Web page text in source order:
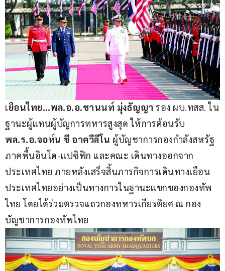
เยือนไทย…พล.อ.อ.ชานนท์ มุ่งธัญญา รอง ผบ.ทสส. ใน
ฐานะผู้แทนผู้บัญการทหารสูงสุด ให้การต้อนรับ
พล.ร.อ.จอห์น ซี อาควีลีโน ผู้บัญชาการกองกำลังสหรัฐ
ภาคพื้นอินโด-แปซิฟิก และคณะ เดินทางออกจาก
ประเทศไทย ภายหลังเสร็จสิ้นภารกิจการเดินทางเยือน
ประเทศไทยอย่างเป็นทางการในฐานะแขกของกองทัพ
ไทย โดยได้ร่วมตรวจแถวกองทหารเกียรติยศ ณ กอง
บัญชาการกองทัพไทย